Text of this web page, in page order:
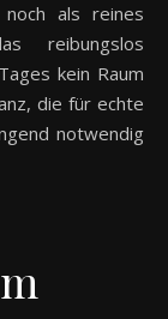
als reines
reibungslos
kein Raum
die für echte
notwendig